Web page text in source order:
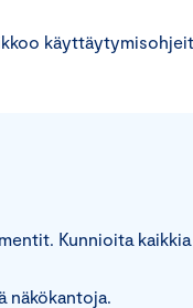
Kunnioita
näkökantoja.